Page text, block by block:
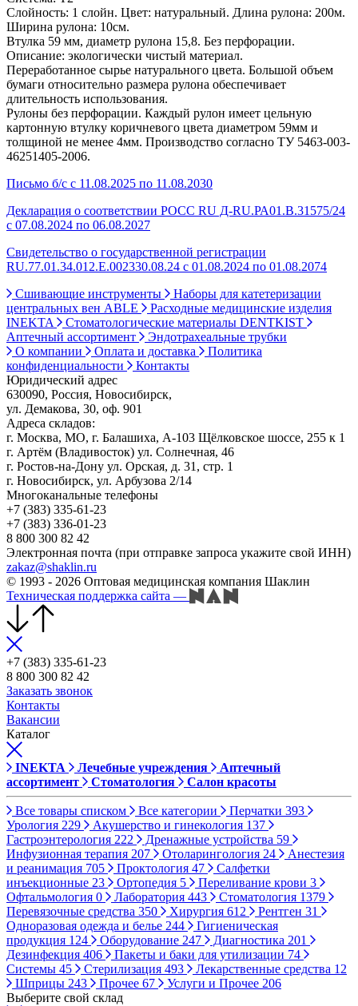
Слойность: 1 слойн. Цвет: натуральный. Длина рулона: 200м.
Ширина рулона: 10см.
Втулка 59 мм, диаметр рулона 15,8. Без перфорации.
Описание: экологически чистый материал.
Переработанное сырье натурального цвета. Большой объем
бумаги относительно размера рулона обеспечивает
длительность использования.
Рулоны без перфорации. Каждый рулон имеет цельную
картонную втулку коричневого цвета диаметром 59мм и
толщиной не менее 4мм. Производство согласно ТУ 5463-003-
46251405-2006.
Письмо б/с с 11.08.2025 по 11.08.2030
Декларация о соответствии РОСС RU Д-RU.РА01.В.31575/24
с 07.08.2024 по 06.08.2027
Свидетельство о государственной регистрации
RU.77.01.34.012.Е.002330.08.24 с 01.08.2024 по 01.08.2074
Сшивающие инструменты
Наборы для катетеризации
центральных вен ABLE
Расходные медицинские изделия
INEKTA
Стоматологические материалы DENTKIST
Аптечный ассортимент
Эндотрахеальные трубки
О компании
Оплата и доставка
Политика
конфиденциальности
Контакты
Юридический адрес
630090, Россия, Новосибирск,
ул. Демакова, 30, оф. 901
Адреса складов:
г. Москва, МО, г. Балашиха, А-103 Щёлковское шоссе, 255 к 1
г. Артём (Владивосток) ул. Солнечная, 46
г. Ростов-на-Дону ул. Орская, д. 31, стр. 1
г. Новосибирск, ул. Арбузова 2/14
Многоканальные телефоны
+7 (383) 335-61-23
+7 (383) 336-01-23
8 800 300 82 42
Электронная почта (при отправке запроса укажите свой ИНН)
zakaz@shaklin.ru
© 1993 - 2026 Оптовая медицинская компания Шаклин
Техническая поддержка сайта —
+7 (383) 335-61-23
8 800 300 82 42
Заказать звонок
Контакты
Вакансии
Каталог
INEKTA Лечебные учреждения
Аптечный
ассортимент
Стоматология Салон красоты
Все товары списком Все категории Перчатки 393
Урология 229 Акушерство и гинекология 137
Гастроэнтерология 222 Дренажные устройства 59
Инфузионная терапия 207 Отоларингология 24
Анестезия
и реанимация 705 Проктология 47
Салфетки
инъекционные 23 Ортопедия 5 Переливание крови 3
Офтальмология 0 Лаборатория 443 Стоматология 1379
Перевязочные средства 350 Хирургия 612 Рентген 31
Одноразовая одежда и белье 244
Гигиеническая
продукция 124 Оборудование 247 Диагностика 201
Дезинфекция 406 Пакеты и баки для утилизации 74
Системы 45 Стерилизация 493 Лекарственные средства 12
Шприцы 243 Прочее 67 Услуги и Прочее 206
Выберите свой склад